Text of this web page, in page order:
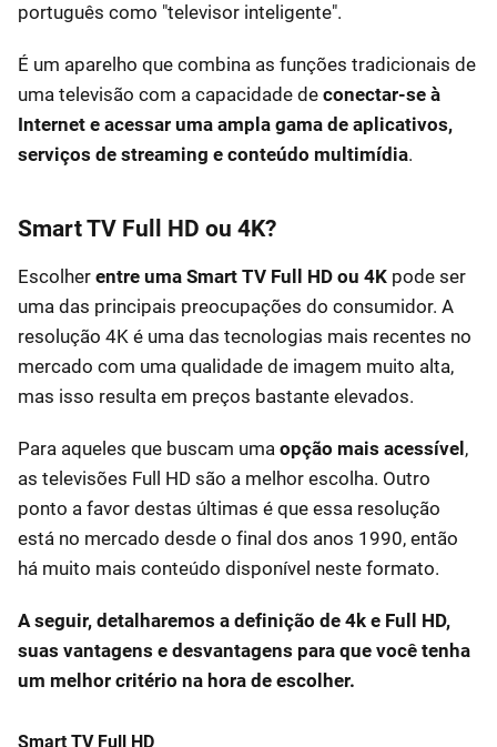
português como "televisor inteligente".
É um aparelho que combina as funções tradicionais de
uma televisão com a capacidade de conectar-se à
Internet e acessar uma ampla gama de aplicativos,
serviços de streaming e conteúdo multimídia.
Smart TV Full HD ou 4K?
Escolher entre uma Smart TV Full HD ou 4K pode ser
uma das principais preocupações do consumidor. A
resolução 4K é uma das tecnologias mais recentes no
mercado com uma qualidade de imagem muito alta,
mas isso resulta em preços bastante elevados.
Para aqueles que buscam uma opção mais acessível ,
as televisões Full HD são a melhor escolha. Outro
ponto a favor destas últimas é que essa resolução
está no mercado desde o final dos anos 1990, então
há muito mais conteúdo disponível neste formato.
A seguir, detalharemos a definição de 4k e Full HD,
suas vantagens e desvantagens para que você tenha
um melhor critério na hora de escolher.
Smart TV Full HD